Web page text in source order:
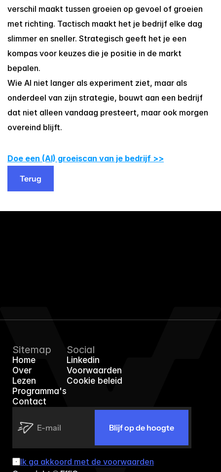
verschil maakt tussen groeien op gevoel of groeien
met richting. Tactisch maakt het je bedrijf elke dag
slimmer en sneller. Strategisch geeft het je een
kompas voor keuzes die je positie in de markt
bepalen.
Wie AI niet langer als experiment ziet, maar als
onderdeel van zijn strategie, bouwt aan een bedrijf
dat niet alleen vandaag presteert, maar ook morgen
overeind blijft.
Doe een (AI) groeiscan van je bedrijf >>
Terug
Terug
Sitemap
Home
Home
Over
Over
Lezen
Lezen
Programma's
Programma's
Contact
Social
Linkedin
Linkedin
Voorwaarden
Voorwaarden
Cookie beleid
Blijf op de hoogte
Ik ga akkoord met de voorwaarden